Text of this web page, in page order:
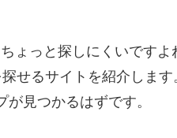
ょっと探しにくいです
せるサイトを紹介しま
見つかるはずです。